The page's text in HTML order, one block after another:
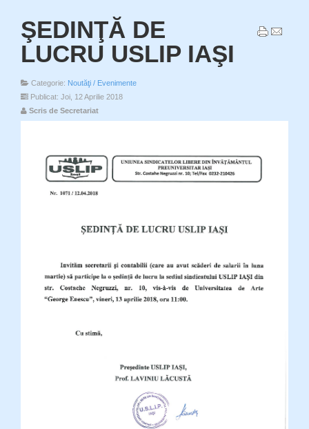
ŞEDINŢĂ DE
LUCRU USLIP IAŞI
Categorie: Noutăţi / Evenimente
Publicat: Joi, 12 Aprilie 2018
Scris de Secretariat